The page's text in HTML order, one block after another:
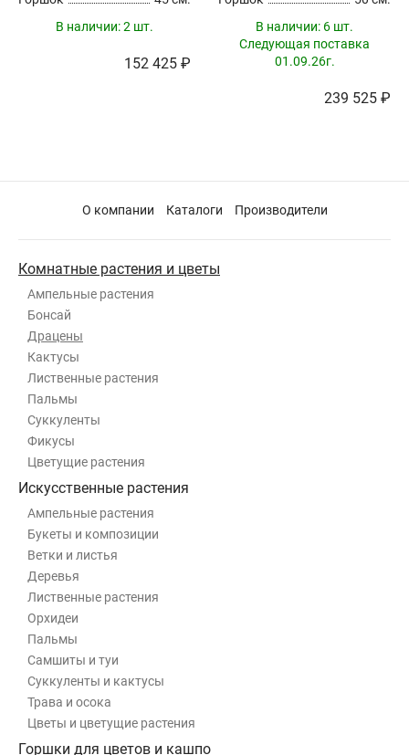
В наличии:2 шт.
152 425 ₽
В наличии: 6 шт.
Следующая поставка
01.09.26г.
239 525 ₽
О компании Каталоги Производители
Комнатные растения и цветы
Ампельные растения
Бонсай
Драцены
Кактусы
Лиственные растения
Пальмы
Суккуленты
Фикусы
Цветущие растения
Искусственные растения
Ампельные растения
Букеты и композиции
Ветки и листья
Деревья
Лиственные растения
Орхидеи
Пальмы
Самшиты и туи
Суккуленты и кактусы
Трава и осока
Цветы и цветущие растения
Горшки для цветов и кашпо